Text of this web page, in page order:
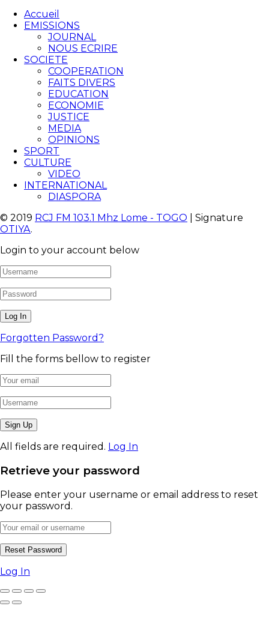
Accueil
EMISSIONS
JOURNAL
NOUS ECRIRE
SOCIETE
COOPERATION
FAITS DIVERS
EDUCATION
ECONOMIE
JUSTICE
MEDIA
OPINIONS
SPORT
CULTURE
VIDEO
INTERNATIONAL
DIASPORA
© 2019 RCJ FM 103.1 Mhz Lome - TOGO | Signature
OTIYA.
Login to your account below
Forgotten Password?
Fill the forms bellow to register
All fields are required. Log In
Retrieve your password
Please enter your username or email address to reset
your password.
Log In